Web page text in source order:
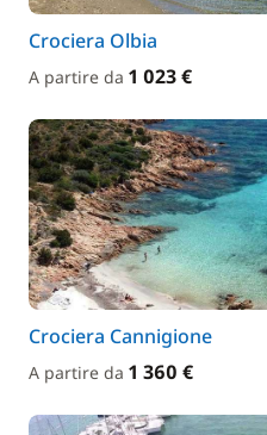
Crociera Olbia
A partire da 1 023 €
Crociera Cannigione
A partire da 1 360 €